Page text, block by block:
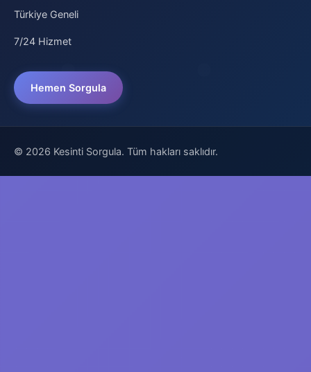
Türkiye Geneli
7/24 Hizmet
Hemen Sorgula
© 2026 Kesinti Sorgula. Tüm hakları saklıdır.